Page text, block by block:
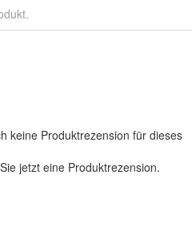
keine Produktrezension für dieses
jetzt eine Produktrezension.